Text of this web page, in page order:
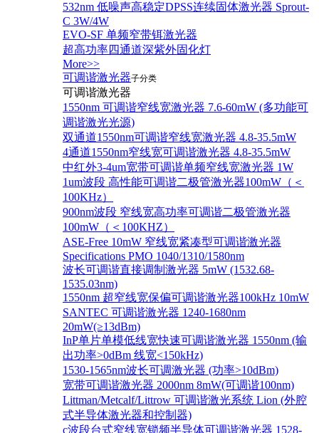
532nm 低噪声高稳定DPSS连续固体激光器 Sprout-
C 3W/4W
EVO-SF 单频窄带铒激光器
超高功率四通道深紫外固化灯
More>>
可调谐激光器子分类
可调谐激光器
1550nm 可调谐窄线宽激光器 7.6-60mW (多功能可
调谐激光光源)
双通道1550nm可调谐窄线宽激光器 4.8-35.5mW
4通道1550nm窄线宽可调谐激光器 4.8-35.5mW
中红外3-4um宽带可调谐单频窄线宽激光器 1W
1um波段 高性能可调谐二极管激光器100mW（＜
100KHz）
900nm波段 窄线宽高功率可调谐二极管激光器
100mW（＜100KHZ）
ASE-Free 10mW 窄线宽紧凑型可调谐激光器
Specifications PMO 1040/1310/1580nm
波长可调谐直接调制激光器 5mW (1532.68-
1535.03nm)
1550nm 超窄线宽保偏可调谐激光器100kHz 10mW
SANTEC 可调谐激光器 1240-1680nm
20mW(≥13dBm)
InP单片单模低线宽快速可调谐激光器 1550nm (输
出功率>0dBm 线宽<150kHz)
1530-1565nm波长可调激光器 (功率>10dBm)
宽带可调谐激光器 2000nm 8mW(可调谐100nm)
Littman/Metcalf/Littrow 可调谐激光系统 Lion (外腔
式半导体激光器和控制器)
c波段台式窄线宽锁频半导体可调谐激光器 1528-